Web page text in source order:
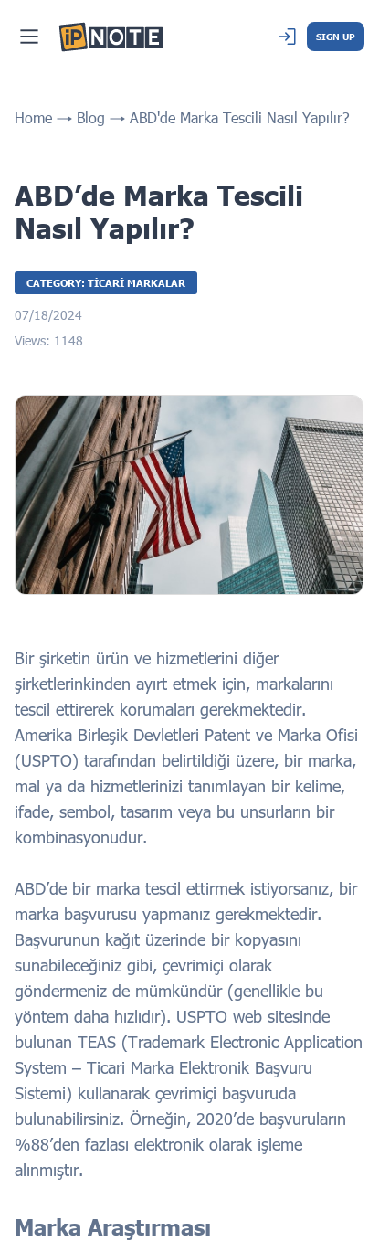
SIGN UP
Home Blog ABD'de Marka Tescili Nasıl Yapılır?
ABD’de Marka Tescili
Nasıl Yapılır?
CATEGORY: TICARI MARKALAR
07/18/2024
Views: 1148
Bir şirketin ürün ve hizmetlerini diğer
şirketlerinkinden ayırt etmek için, markalarını
tescil ettirerek korumaları gerekmektedir.
Amerika Birleşik Devletleri Patent ve Marka Ofisi
(USPTO) tarafından belirtildiği üzere, bir marka,
mal ya da hizmetlerinizi tanımlayan bir kelime,
ifade, sembol, tasarım veya bu unsurların bir
kombinasyonudur.
ABD’de bir marka tescil ettirmek istiyorsanız, bir
marka başvurusu yapmanız gerekmektedir.
Başvurunun kağıt üzerinde bir kopyasını
sunabileceğiniz gibi, çevrimiçi olarak
göndermeniz de mümkündür (genellikle bu
yöntem daha hızlıdır). USPTO web sitesinde
bulunan TEAS (Trademark Electronic Application
System – Ticari Marka Elektronik Başvuru
Sistemi) kullanarak çevrimiçi başvuruda
bulunabilirsiniz. Örneğin, 2020’de başvuruların
%88’den fazlası elektronik olarak işleme
alınmıştır.
Marka Araştırması